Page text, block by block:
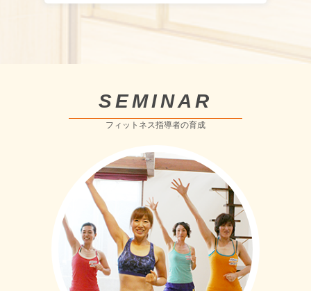
SEMINAR
フィットネス指導者の育成